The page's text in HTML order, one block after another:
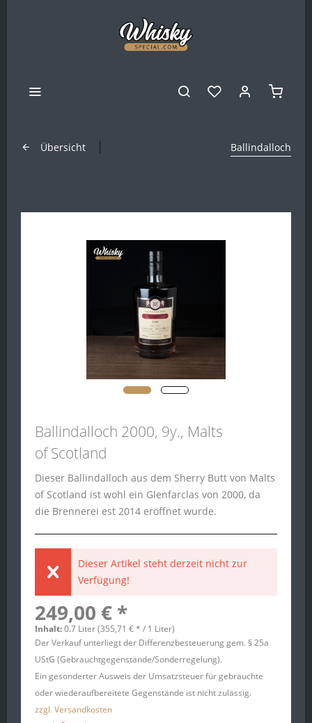
Übersicht Ballindalloch
Ballindalloch 2000, 9y., Malts
of Scotland
Dieser Ballindalloch aus dem Sherry Butt von Malts
of Scotland ist wohl ein Glenfarclas von 2000, da
die Brennerei est 2014 eröffnet wurde.
Dieser Artikel steht derzeit nicht zur
Verfügung!
249,00 € *
Inhalt:0.7 Liter (355,71 € * / 1 Liter)
Der Verkauf unterliegt der Differenzbesteuerung gem. § 25a
UStG (Gebrauchtgegenstände/Sonderregelung).
Ein gesonderter Ausweis der Umsatzsteuer für gebrauchte
oder wiederaufbereitete Gegenstände ist nicht zulässig.
zzgl. Versandkosten